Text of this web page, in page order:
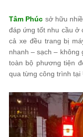
Tâm Phúc sở hữu
đáp ứng tốt nhu cầu ở
cả xe đều trang bị
nhanh – sạch – không
toàn bộ phương tiện
qua từng công trình tại